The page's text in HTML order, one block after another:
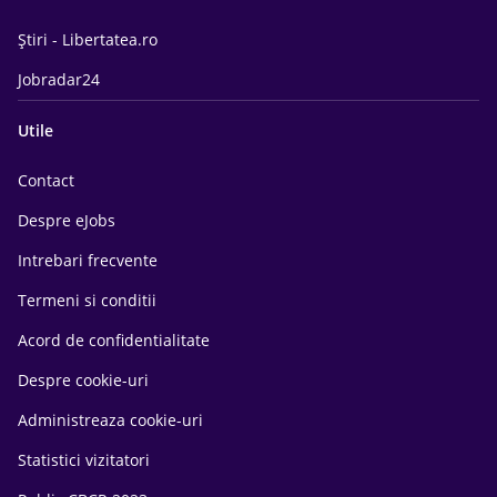
Știri - Libertatea.ro
Jobradar24
Utile
Contact
Despre eJobs
Intrebari frecvente
Termeni si conditii
Acord de confidentialitate
Despre cookie-uri
Administreaza cookie-uri
Statistici vizitatori